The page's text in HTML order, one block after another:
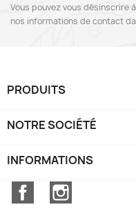
Vous pouvez vous désinscrire
nos informations de contact
PRODUITS
NOTRE SOCIÉTÉ
INFORMATIONS
Facebook